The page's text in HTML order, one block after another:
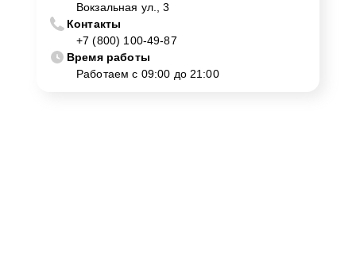
Вокзальная ул., 3
Контакты
+7 (800) 100-49-87
Время работы
Работаем с 09:00 до 21:00